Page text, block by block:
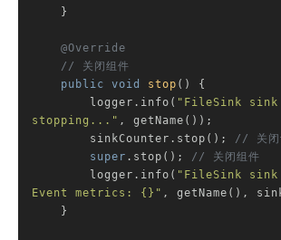
@Override
// 关闭组件
public
void stop ()
{
        logger.info(
"FileSink
stopping..." , getName());
        sinkCounter.stop();
// 关闭
super .stop(); // 关闭组件
        logger.info(
"FileSink
Event metrics: {}" , getName(),